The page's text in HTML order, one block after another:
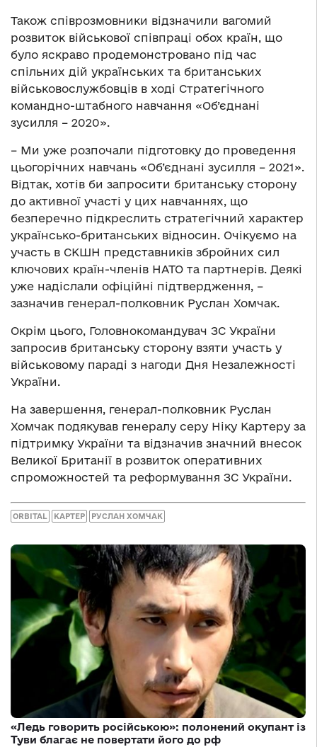
Також співрозмовники відзначили вагомий
розвиток військової співпраці обох країн, що
було яскраво продемонстровано під час
спільних дій українських та британських
військовослужбовців в ході Стратегічного
командно-штабного навчання «Об’єднані
зусилля – 2020».
– Ми уже розпочали підготовку до проведення
цьогорічних навчань «Об’єднані зусилля – 2021».
Відтак, хотів би запросити британську сторону
до активної участі у цих навчаннях, що
безперечно підкреслить стратегічний характер
українсько-британських відносин. Очікуємо на
участь в СКШН представників збройних сил
ключових країн-членів НАТО та партнерів. Деякі
уже надіслали офіційні підтвердження, –
зазначив генерал-полковник Руслан Хомчак.
Окрім цього, Головнокомандувач ЗС України
запросив британську сторону взяти участь у
військовому параді з нагоди Дня Незалежності
України.
На завершення, генерал-полковник Руслан
Хомчак подякував генералу серу Ніку Картеру за
підтримку України та відзначив значний внесок
Великої Британії в розвиток оперативних
спроможностей та реформування ЗС України.
ORBITAL КАРТЕР РУСЛАН ХОМЧАК
«Ледь говорить російською»: полонений окупант із
Туви благає не повертати його до рф